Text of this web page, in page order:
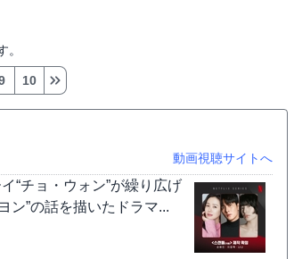
。
10
動画視聴サイトへ
“チョ・ウォン”が繰り広げ
ン”の話を描いたドラマ...